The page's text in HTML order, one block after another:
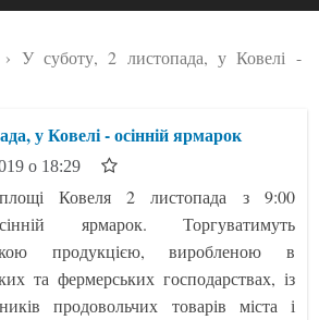
КОНТАКТИ
У суботу, 2 листопада, у Ковелі -
у Ковелі - осінній ярмарок
о 18:29
Ковеля 2 листопада з 9:00
ярмарок. Торгуватимуть
продукцією, виробленою в
та фермерських господарствах, із
продовольчих товарів міста і